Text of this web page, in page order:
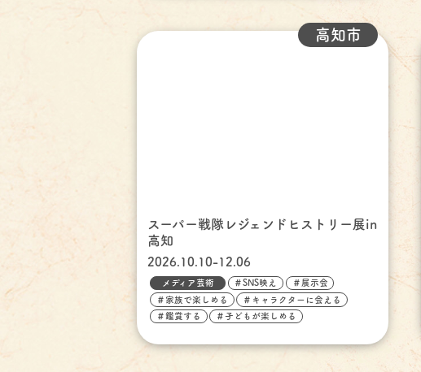
スーパー戦隊レジェンドヒストリー展in
高知
高知市
2026.10.10-12.06
メディア芸術 ＃SNS映え ＃展示会
＃家族で楽しめる ＃キャラクターに会える
＃鑑賞する ＃子どもが楽しめる